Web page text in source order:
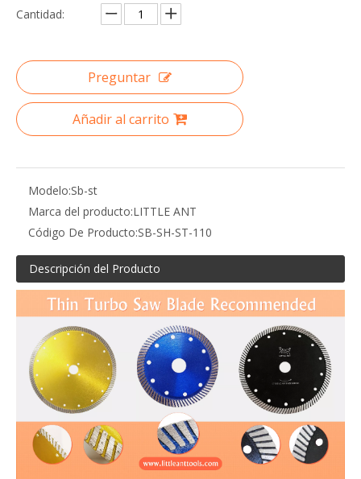
Cantidad:
Preguntar
Añadir al carrito
Modelo:Sb-st
Marca del producto:LITTLE ANT
Código De Producto:SB-SH-ST-110
Descripción del Producto